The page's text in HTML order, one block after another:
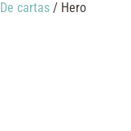
De cartas / Hero